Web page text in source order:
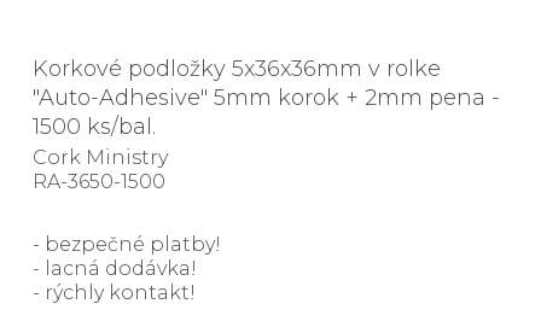
Korkové podložky 5x36x36mm v rolke
"Auto-Adhesive" 5mm korok + 2mm pena -
1500 ks/bal.
Cork Ministry
RA-3650-1500
- bezpečné platby!
- lacná dodávka!
- rýchly kontakt!